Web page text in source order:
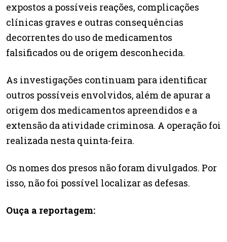
expostos a possíveis reações, complicações
clínicas graves e outras consequências
decorrentes do uso de medicamentos
falsificados ou de origem desconhecida.
As investigações continuam para identificar
outros possíveis envolvidos, além de apurar a
origem dos medicamentos apreendidos e a
extensão da atividade criminosa. A operação foi
realizada nesta quinta-feira.
Os nomes dos presos não foram divulgados. Por
isso, não foi possível localizar as defesas.
Ouça a reportagem: